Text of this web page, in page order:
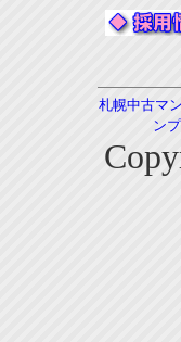
札幌中古マ
ン